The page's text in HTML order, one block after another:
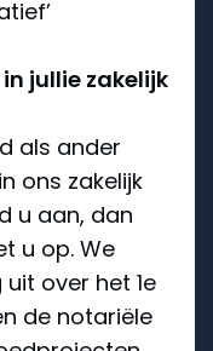
jullie zakelijk
als ander
ons zakelijk
u aan, dan
u op. We
over het 1e
de notariële